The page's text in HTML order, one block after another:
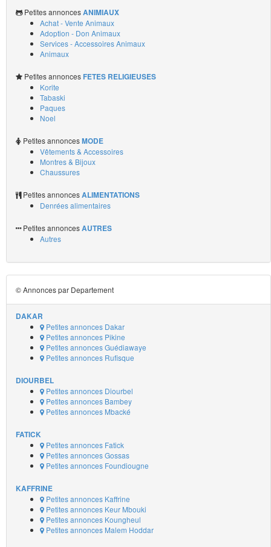
Petites annoncesANIMIAUX
Achat - Vente Animaux
Adoption - Don Animaux
Services - Accessoires Animaux
Animaux
Petites annonces FETES RELIGIEUSES
Korite
Tabaski
Paques
Noel
Petites annoncesMODE
Vêtements & Accessoires
Montres & Bijoux
Chaussures
Petites annoncesALIMENTATIONS
Denrées alimentaires
Petites annoncesAUTRES
Autres
© Annonces par Departement
DAKAR
Petites annonces Dakar
Petites annonces Pikine
Petites annonces Guédiawaye
Petites annonces Rufisque
DIOURBEL
Petites annonces Diourbel
Petites annonces Bambey
Petites annonces Mbacké
FATICK
Petites annonces Fatick
Petites annonces Gossas
Petites annonces Foundiougne
KAFFRINE
Petites annonces Kaffrine
Petites annonces Keur Mbouki
Petites annonces Koungheul
Petites annonces Malem Hoddar